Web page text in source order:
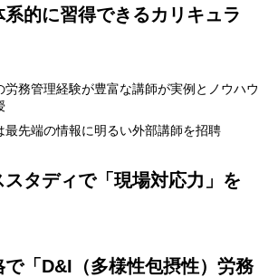
系的に習得できるカリキュラ
労務管理経験が豊富な講師が実例とノウハウ
最先端の情報に明るい外部講師を招聘
タディで「現場対応力」を
「D&I（多様性包摂性）労務